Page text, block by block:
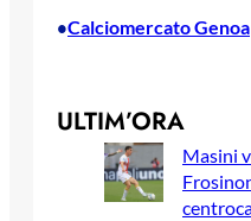
•Calciomercato Genoa
ULTIM’ORA
Masini